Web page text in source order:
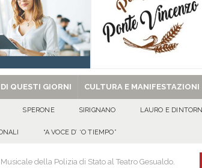
QUESTI GIORNI CULTURA E MANIFESTAZIONI
SPERONE SIRIGNANO LAURO E DINTORNI
“A VOCE D’ ‘O TIEMPO”
della Polizia di Stato al Teatro Gesualdo.